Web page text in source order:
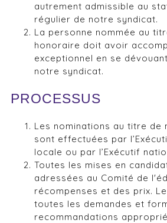
autrement admissible au
régulier de notre syndicat.
La personne nommée au
honoraire doit avoir
exceptionnel en se
notre syndicat.
PROCESSUS
Les nominations au titre de
sont effectuées par
locale ou par l’Exécutif
Toutes les mises en
adressées au Comité de
récompenses et des prix.
toutes les demandes et
recommandations